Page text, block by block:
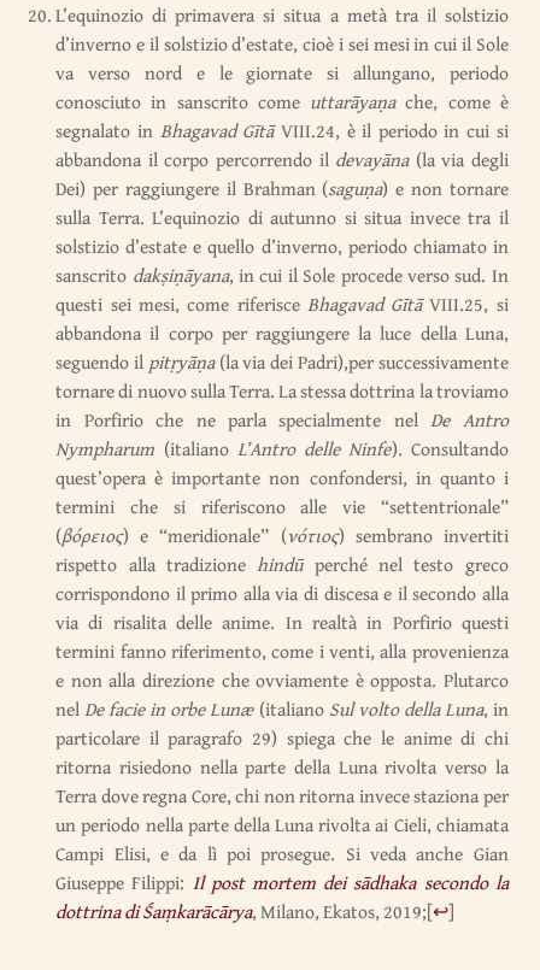
L’equinozio di primavera si situa a metà tra il solstizio
d’inverno e il solstizio d’estate, cioè i sei mesi in cui il Sole
va verso nord e le giornate si allungano, periodo
conosciuto in sanscrito come uttarāyaṇache, come è
segnalato in Bhagavad GītāVIII.24, è il periodo in cui si
abbandona il corpo percorrendo il devayāna(la via degli
Dei) per raggiungere il Brahman (saguṇa) e non tornare
sulla Terra. L’equinozio di autunno si situa invece tra il
solstizio d’estate e quello d’inverno, periodo chiamato in
sanscrito dakṣiṇāyana, in cui il Sole procede verso sud. In
questi sei mesi, come riferisce Bhagavad GītāVIII.25, si
abbandona il corpo per raggiungere la luce della Luna,
seguendo il pitṛyāṇa(la via dei Padri),per successivamente
tornare di nuovo sulla Terra. La stessa dottrina la troviamo
in Porfirio che ne parla specialmente nelDe Antro
Nympharum (italiano L’Antro delle Ninfe). Consultando
quest’opera è importante non confondersi, in quanto i
termini che si riferiscono alle vie “settentrionale”
(βόρειος) e “meridionale” (νότιος) sembrano invertiti
rispetto alla tradizionehindūperché nel testo greco
corrispondono il primo alla via di discesa e il secondo alla
via di risalita delle anime. In realtà in Porfirio questi
termini fanno riferimento, come i venti, alla provenienza
e non alla direzione che ovviamente è opposta. Plutarco
nelDe facie in orbe Lunæ (italiano Sul volto della Luna, in
particolare il paragrafo 29) spiega che le anime di chi
ritorna risiedono nella parte della Luna rivolta verso la
Terra dove regna Core, chi non ritorna invece staziona per
un periodo nella parte della Luna rivolta ai Cieli, chiamata
Campi Elisi, e da lì poi prosegue. Si veda anche Gian
Giuseppe Filippi: Il post mortem dei sādhaka secondo la
dottrina di Śaṃkarācārya, Milano, Ekatos, 2019;[↩]